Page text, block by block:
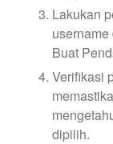
Lakukan
Buat
Verifikasi
dipilih.